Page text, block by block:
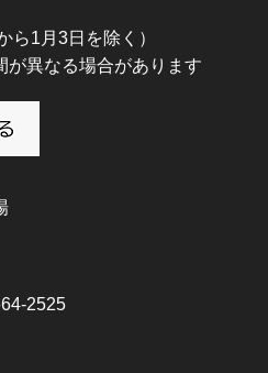
ら1月3日を除く）
異なる場合があります
2525